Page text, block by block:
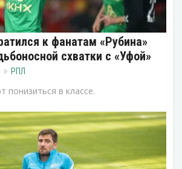
к фанатам «Рубина»
схватки с «Уфой»
РПЛ
понизиться в классе.